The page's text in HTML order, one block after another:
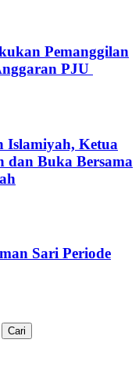
Pemanggilan
PJU
Islamiyah, Ketua
Buka Bersama
Sari Periode